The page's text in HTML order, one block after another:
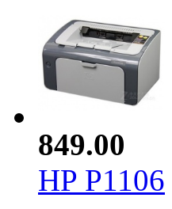
849.00
HP P1106